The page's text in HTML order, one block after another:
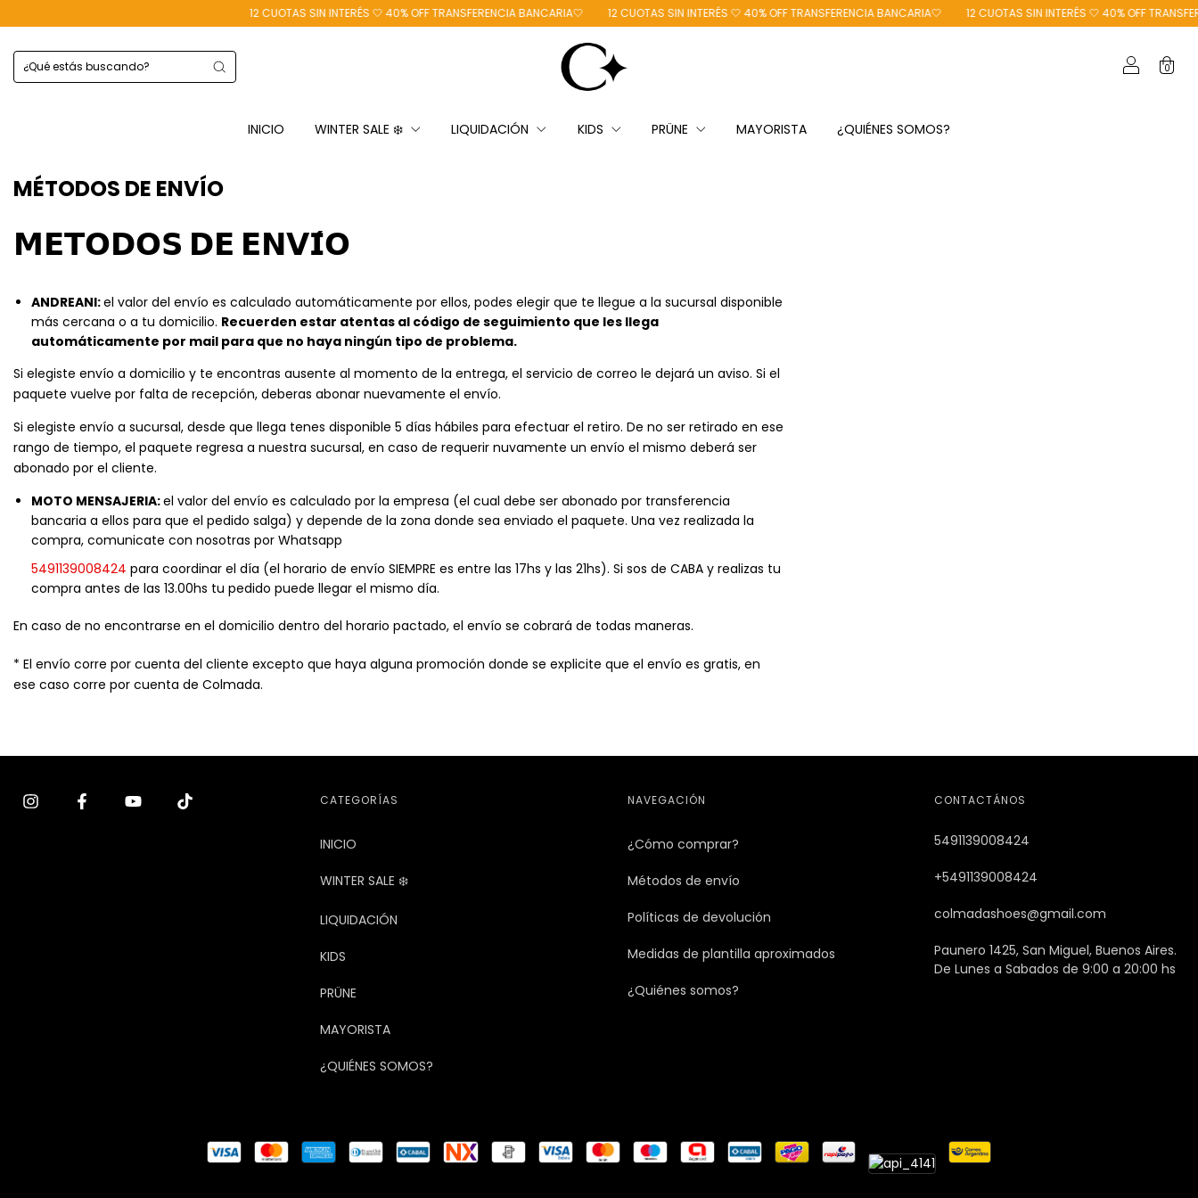
12 CUOTAS SIN INTERÉS 🤍 40% OFF TRANSFERENCIA BANCARIA🤍 12 CUOTAS SIN INTERÉS 🤍 40% OFF TRANSFERENCIA BANCARIA🤍 12 CUOTAS SIN INTERÉS 🤍 40% OFF
0
INICIO WINTER SALE ❄️ LIQUIDACIÓN KIDS PRÜNE MAYORISTA ¿QUIÉNES SOMOS?
MÉTODOS DE ENVÍO
𝗠𝗘𝗧𝗢𝗗𝗢𝗦 𝗗𝗘 𝗘𝗡𝗩𝗜́𝗢
ANDREANI:el valor del envío es calculado automáticamente por ellos, podes elegir que te llegue a la sucursal disponible
más cercana o a tu domicilio. Recuerden estar atentas al código de seguimiento que les llega
automáticamente por mail para que no haya ningún tipo de problema.
Si elegiste envío a domicilio y te encontras ausente al momento de la entrega, el servicio de correo le dejará un aviso. Si el
paquete vuelve por falta de recepción, deberas abonar nuevamente el envío.
Si elegiste envío a sucursal, desde que llega tenes disponible 5 días hábiles para efectuar el retiro. De no ser retirado en ese
rango de tiempo, el paquete regresa a nuestra sucursal, en caso de requerir nuvamente un envío el mismo deberá ser
abonado por el cliente.
MOTO MENSAJERIA:el valor del envío es calculado por la empresa (el cual debe ser abonado por transferencia
bancaria a ellos para que el pedido salga) y depende de la zona donde sea enviado el paquete. Una vez realizada la
compra, comunicate con nosotras por Whatsapp
5491139008424 para coordinar el día (el horario de envío SIEMPRE es entre las 17hs y las 21hs). Si sos de CABA y realizas tu
compra antes de las 13.00hs tu pedido puede llegar el mismo día.
En caso de no encontrarse en el domicilio dentro del horario pactado, el envío se cobrará de todas maneras.
* El envío corre por cuenta del cliente excepto que haya alguna promoción donde se explicite que el envío es gratis, en
ese caso corre por cuenta de Colmada.
CATEGORÍAS
INICIO
WINTER SALE ❄️
LIQUIDACIÓN
KIDS
PRÜNE
MAYORISTA
¿QUIÉNES SOMOS?
NAVEGACIÓN
¿Cómo comprar?
Métodos de envío
Políticas de devolución
Medidas de plantilla aproximados
¿Quiénes somos?
CONTACTÁNOS
5491139008424
+5491139008424
colmadashoes@gmail.com
Paunero 1425, San Miguel, Buenos Aires.
De Lunes a Sabados de 9:00 a 20:00 hs